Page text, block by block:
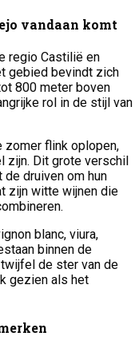
vandaan komt
regio Castilië en
gebied bevindt zich
800 meter boven
rol in de stijl van
zomer flink oplopen,
zijn. Dit grote verschil
druiven om hun
zijn witte wijnen die
blanc, viura,
binnen de
de ster van de
gezien als het